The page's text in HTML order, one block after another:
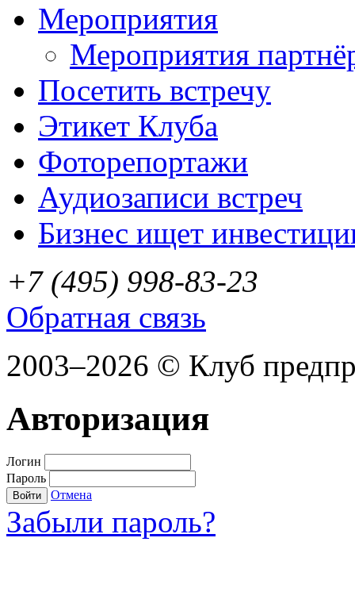
Мероприятия
Мероприятия
Посетить встречу
Этикет Клуба
Фоторепортажи
Аудиозаписи встреч
Бизнес ищет
+7 (495) 998-83-23
Обратная связь
2003–2026 © Клуб
Авторизация
Логин
Пароль
Войти Отмена
Забыли пароль?